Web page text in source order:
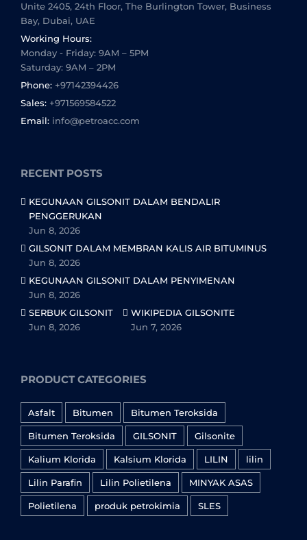
Unite 2405, 24th Floor, The Burlington Tower, Business
Bay, Dubai, UAE
Working Hours:
Monday - Friday: 9AM – 5PM
Saturday: 9AM – 2PM
Phone: +97142394426
Sales: +971569584522
Email: info@petroacc.com
RECENT POSTS
KEGUNAAN GILSONIT DALAM BENDALIR
PENGGERUKAN
Jun 8, 2026
GILSONIT DALAM MEMBRAN KALIS AIR BITUMINUS
Jun 8, 2026
KEGUNAAN GILSONIT DALAM PENYIMENAN
Jun 8, 2026
SERBUK GILSONIT
Jun 8, 2026
WIKIPEDIA GILSONITE
Jun 7, 2026
PRODUCT CATEGORIES
Asfalt Bitumen Bitumen Teroksida
Bitumen Teroksida GILSONIT Gilsonite
Kalium Klorida Kalsium Klorida LILIN lilin
Lilin Parafin Lilin Polietilena MINYAK ASAS
Polietilena produk petrokimia SLES